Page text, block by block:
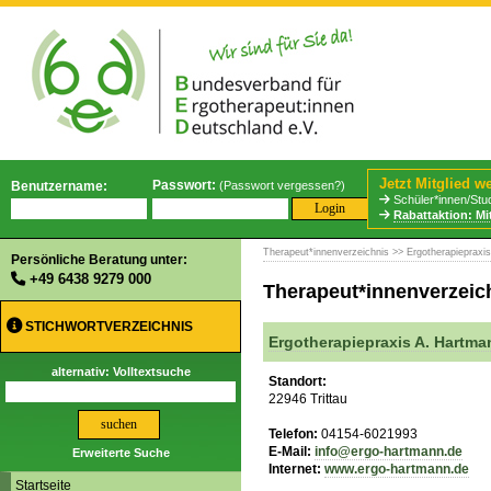
Benutzername: Passwort: (Passwort vergessen?) Jetzt Mitglied
Schüler*innen/
Rabattaktion:
📢
Persönliche Beratung unter:
+49 6438 9279 000
STICHWORTVERZEICHNIS
alternativ: Volltextsuche
Erweiterte Suche
Startseite
Therapeut*innenverzeichnis >>
Ergotherapiepraxis A.
Standort:
22946 Trittau
Telefon: 04154-6021993
E-Mail: info@ergo-hartmann.de
Internet: www.ergo-hartmann.de